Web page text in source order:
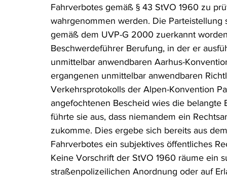
Fahrverbotes gemäß § 43 StVO 1960 zu
wahrgenommen werden. Die
gemäß dem UVP-G 2000 zuerkannt
Beschwerdeführer Berufung, in der er
unmittelbar anwendbaren Aarhus-
ergangenen unmittelbar anwendbaren
Verkehrsprotokolls der Alpen-Konvention
angefochtenen Bescheid wies die
führte sie aus, dass niemandem ein
zukomme. Dies ergebe sich bereits aus
Fahrverbotes ein subjektives öffentliches
Keine Vorschrift der StVO 1960 räume ein
straßenpolizeilichen Anordnung oder auf